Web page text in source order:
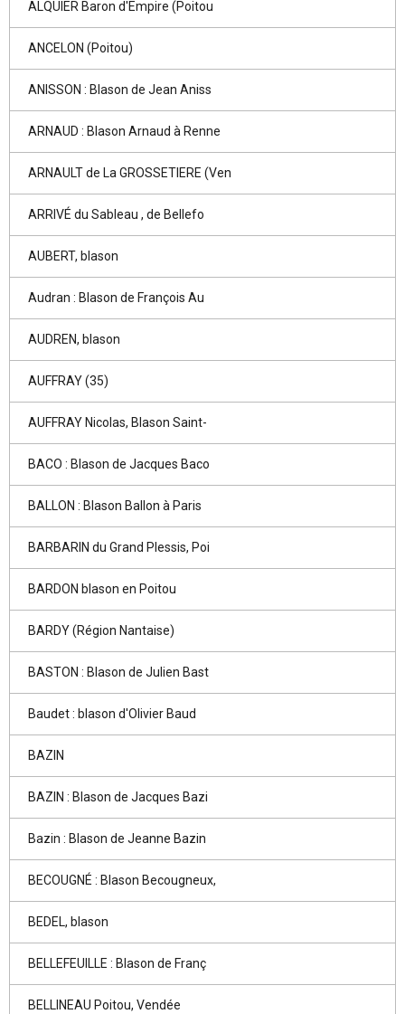
ALQUIER Baron d'Empire (Poitou
ANCELON (Poitou)
ANISSON : Blason de Jean Aniss
ARNAUD : Blason Arnaud à Renne
ARNAULT de La GROSSETIERE (Ven
ARRIVÉ du Sableau , de Bellefo
AUBERT, blason
Audran : Blason de François Au
AUDREN, blason
AUFFRAY (35)
AUFFRAY Nicolas, Blason Saint-
BACO : Blason de Jacques Baco
BALLON : Blason Ballon à Paris
BARBARIN du Grand Plessis, Poi
BARDON blason en Poitou
BARDY (Région Nantaise)
BASTON : Blason de Julien Bast
Baudet : blason d'Olivier Baud
BAZIN
BAZIN : Blason de Jacques Bazi
Bazin : Blason de Jeanne Bazin
BECOUGNÉ : Blason Becougneux,
BEDEL, blason
BELLEFEUILLE : Blason de Franç
BELLINEAU Poitou, Vendée